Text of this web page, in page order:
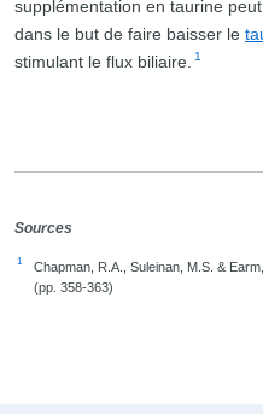
supplémentation en taurine
dans le but de faire baisser le
stimulant le flux biliaire.
1
Sources
1 Chapman, R.A., Suleinan, M.S. &
(pp. 358-363)